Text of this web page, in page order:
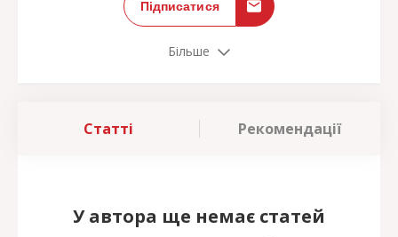
Підписатися
Більше
Статті Рекомендації
У автора ще немає статей